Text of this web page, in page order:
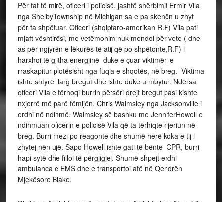
Për fat të mirë, oficeri i policisë, jashtë shërbimit Ermir Vila
nga ShelbyTownship në Michigan sa e pa skenën u zhyt
për ta shpëtuar. Oficeri (shqiptaro-amerikan R.F) Vila pati
mjaft vështirësi, me vetëmohim nuk mendoi për vete ( dhe
as për ngjyrën e lëkurës të atij që po shpëtonte,R.F) i
harxhoi të gjitha energjinë duke e çuar viktimën e
rraskapitur plotësisht nga fuqia e shqotës, në breg. Viktima
ishte shtyrë larg bregut dhe ishte duke u mbytur. Ndërsa
oficeri Vila e tërhoqi burrin përsëri drejt bregut pasi kishte
nxjerrë më parë fëmijën. Chris Walmsley nga Jacksonville i
erdhi në ndihmë. Walmsley së bashku me JenniferHowell e
ndihmuan oficerin e policisë Vila që ta tërhiqte njeriun në
breg. Burri mezi po reagonte dhe shumë herë koka e tij i
zhytej nën ujë. Sapo Howell ishte gati të bënte CPR, burri
hapi sytë dhe filloi të përgjigjej. Shumë shpejt erdhi
ambulanca e EMS dhe e transportoi atë në Qendrën
Mjekësore Blake.